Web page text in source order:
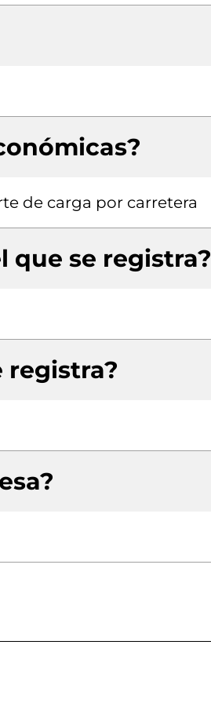
de carga por carretera
que se registra?
registra?